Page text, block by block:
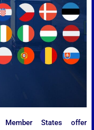
States offer